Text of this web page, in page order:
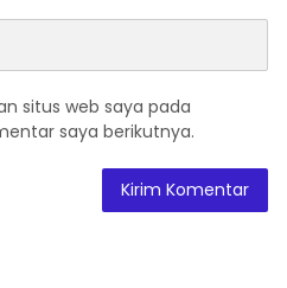
situs web saya pada
saya berikutnya.